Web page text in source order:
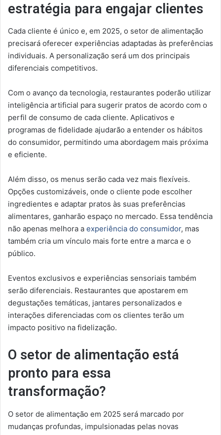
estratégia para engajar clientes
Cada cliente é único e, em 2025, o setor de alimentação
precisará oferecer experiências adaptadas às preferências
individuais. A personalização será um dos principais
diferenciais competitivos.
Com o avanço da tecnologia, restaurantes poderão utilizar
inteligência artificial para sugerir pratos de acordo com o
perfil de consumo de cada cliente. Aplicativos e
programas de fidelidade ajudarão a entender os hábitos
do consumidor, permitindo uma abordagem mais próxima
e eficiente.
Além disso, os menus serão cada vez mais flexíveis.
Opções customizáveis, onde o cliente pode escolher
ingredientes e adaptar pratos às suas preferências
alimentares, ganharão espaço no mercado. Essa tendência
não apenas melhora a experiência do consumidor, mas
também cria um vínculo mais forte entre a marca e o
público.
Eventos exclusivos e experiências sensoriais também
serão diferenciais. Restaurantes que apostarem em
degustações temáticas, jantares personalizados e
interações diferenciadas com os clientes terão um
impacto positivo na fidelização.
O setor de alimentação está
pronto para essa
transformação?
O setor de alimentação em 2025 será marcado por
mudanças profundas, impulsionadas pelas novas